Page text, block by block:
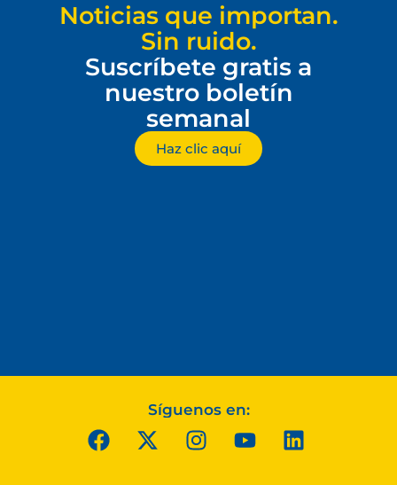
Noticias que importan.
Sin ruido.
Suscríbete gratis a
nuestro boletín
semanal
Haz clic aquí
Síguenos en: